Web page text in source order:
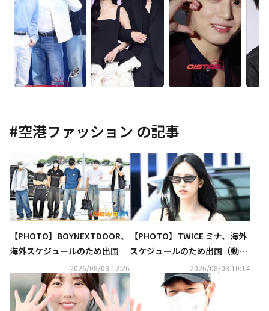
#空港ファッション の記事
【PHOTO】BOYNEXTDOOR、
海外スケジュールのため出国
2026/08/08 12:26
【PHOTO】TWICE ミナ、海外
スケジュールのため出国（動画
2026/08/08 10:14